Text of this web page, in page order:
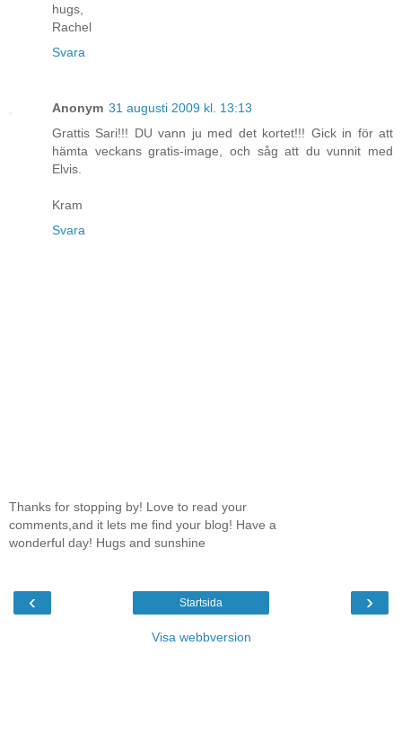
hugs,
Rachel
Svara
Anonym 31 augusti 2009 kl. 13:13
Grattis Sari!!! DU vann ju med det kortet!!! Gick in för att
hämta veckans gratis-image, och såg att du vunnit med
Elvis.
Kram
Svara
Thanks for stopping by! Love to read your
comments,and it lets me find your blog! Have a
wonderful day! Hugs and sunshine
‹ ›
Startsida
Visa webbversion